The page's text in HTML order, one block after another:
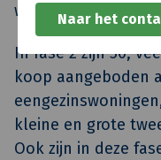
Naar het
woning in
In fase 2 zijn 50,
koop aangeboden
kleine en grote
Ook zijn in deze